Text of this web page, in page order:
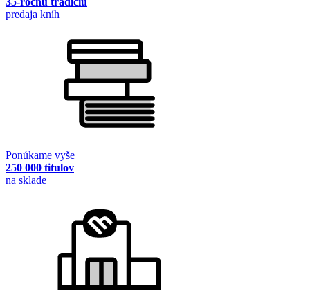
predaja kníh
Ponúkame vyše
250 000 titulov
na sklade